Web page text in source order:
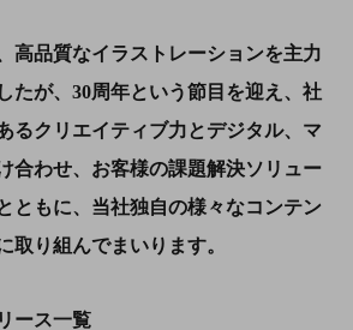
高品質なイラストレーションを主力
たが、30周年という節目を迎え、社
るクリエイティブ力とデジタル、マ
合わせ、お客様の課題解決ソリュー
ともに、当社独自の様々なコンテン
取り組んでまいります。
ース一覧